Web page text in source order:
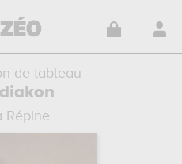
de tableau
Répine